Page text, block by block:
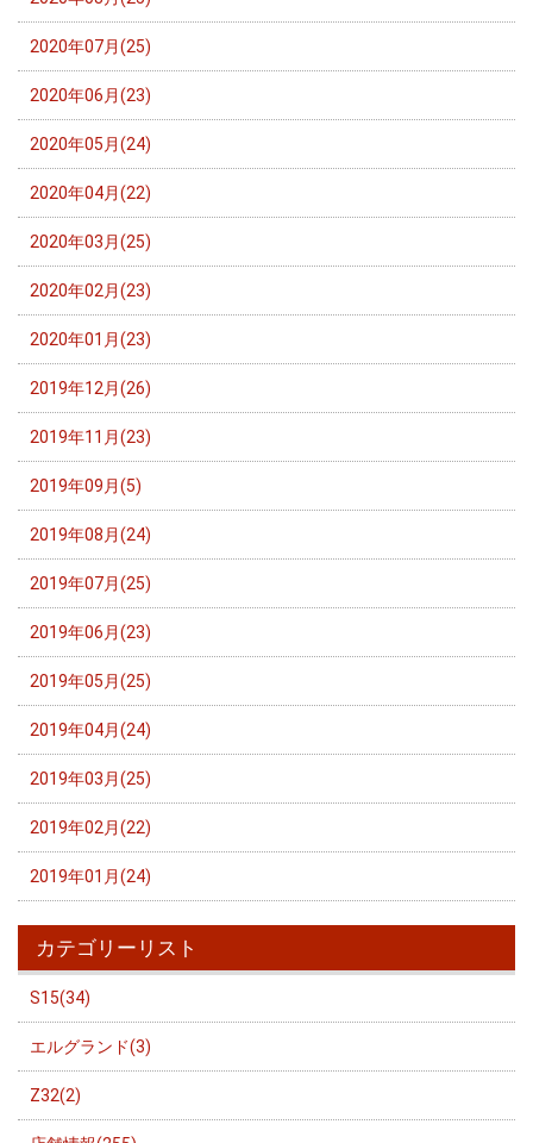
2020年07月(25)
2020年06月(23)
2020年05月(24)
2020年04月(22)
2020年03月(25)
2020年02月(23)
2020年01月(23)
2019年12月(26)
2019年11月(23)
2019年09月(5)
2019年08月(24)
2019年07月(25)
2019年06月(23)
2019年05月(25)
2019年04月(24)
2019年03月(25)
2019年02月(22)
2019年01月(24)
カテゴリーリスト
S15(34)
エルグランド(3)
Z32(2)